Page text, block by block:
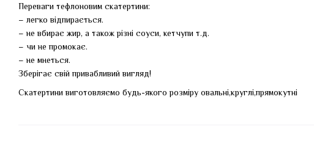
Переваги тефлоновим скатертини:
– легко відпирається.
– не вбирає жир, а також різні соуси, кетчупи т.д.
– чи не промокає.
– не мнеться.
Зберігає свій привабливий вигляд!
Скатертини виготовляємо будь-якого розміру овальні,круглі,прямокутні